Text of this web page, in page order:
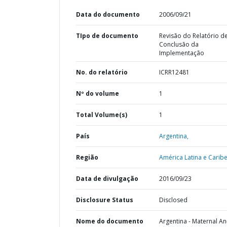
Data do documento 2006/09/21
TIpo de documento
Revisão do Relatório de
Conclusão da
Implementação
No. do relatório ICRR12481
Nº do volume 1
Total Volume(s) 1
País Argentina,
Região América Latina e
Data de divulgação 2016/09/23
Disclosure Status Disclosed
Nome do documento
Argentina - Maternal